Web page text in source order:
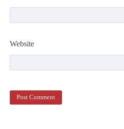
Website